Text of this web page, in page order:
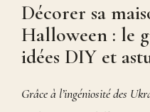
Décorer sa
Halloween : le
idées DIY et
Grâce à l’ingéniosité des